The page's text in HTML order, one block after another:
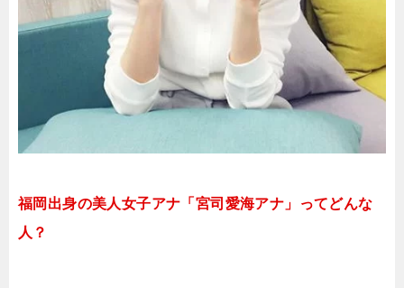
福岡出身の美人女子アナ「宮司愛海アナ」ってどんな
人？